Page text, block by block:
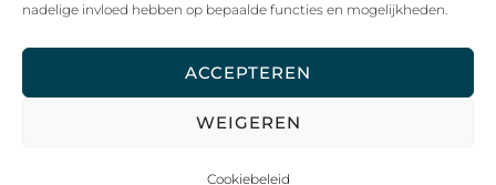
nadelige invloed hebben op bepaalde functies en mogelijkheden.
ACCEPTEREN
WEIGEREN
Cookiebeleid
Copyright © 2026 Tree Full Of Scones ·
© 2018 TREE FULL OF SCONES
GEMAAKT DOOR GO2PEOPLE WEBSITES